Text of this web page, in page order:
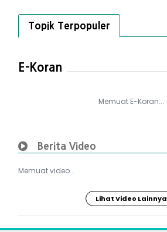
Topik Terpopuler
E-Koran
Memuat E-Koran...
Berita Video
Memuat video...
Lihat Video Lainnya